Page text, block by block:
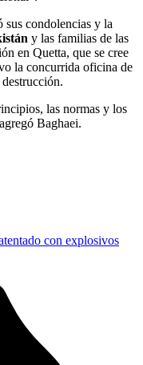
condolencias y la
y las familias de las
en Quetta, que se cree
la concurrida oficina de
las normas y los
Baghaei.
con explosivos